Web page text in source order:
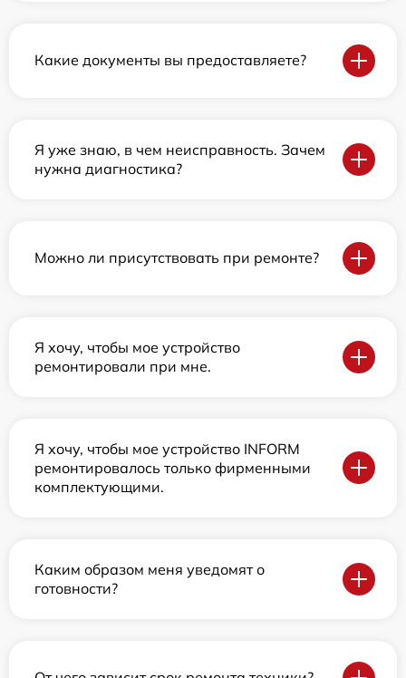
Какие документы вы предоставляете?
Я уже знаю, в чем неисправность. Зачем
нужна диагностика?
Можно ли присутствовать при ремонте?
Я хочу, чтобы мое устройство
ремонтировали при мне.
Я хочу, чтобы мое устройство INFORM
ремонтировалось только фирменными
комплектующими.
Каким образом меня уведомят о
готовности?